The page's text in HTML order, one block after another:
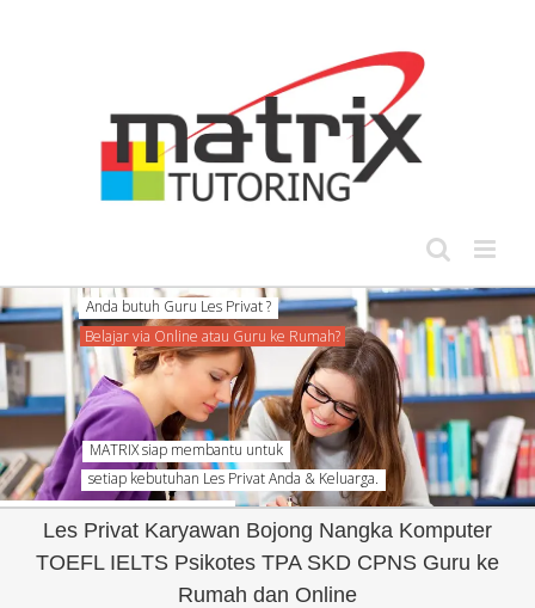
setiap kebutuhan Les Privat Anda & Keluarga.
Les Privat Karyawan Bojong Nangka Komputer
TOEFL IELTS Psikotes TPA SKD CPNS Guru ke
Rumah dan Online